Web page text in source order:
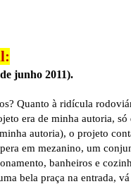
junho 2011).
Quanto à ridícula
era de minha autoria, só
autoria), o projeto
em mezanino, um
banheiros e
bela praça na entrada,